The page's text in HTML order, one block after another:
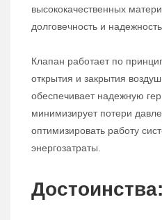
высококачественных
долговечность и
Клапан работает по
открытия и закрытия
обеспечивает надежную
минимизирует потери
оптимизировать работу
энергозатраты.
Достоинства: